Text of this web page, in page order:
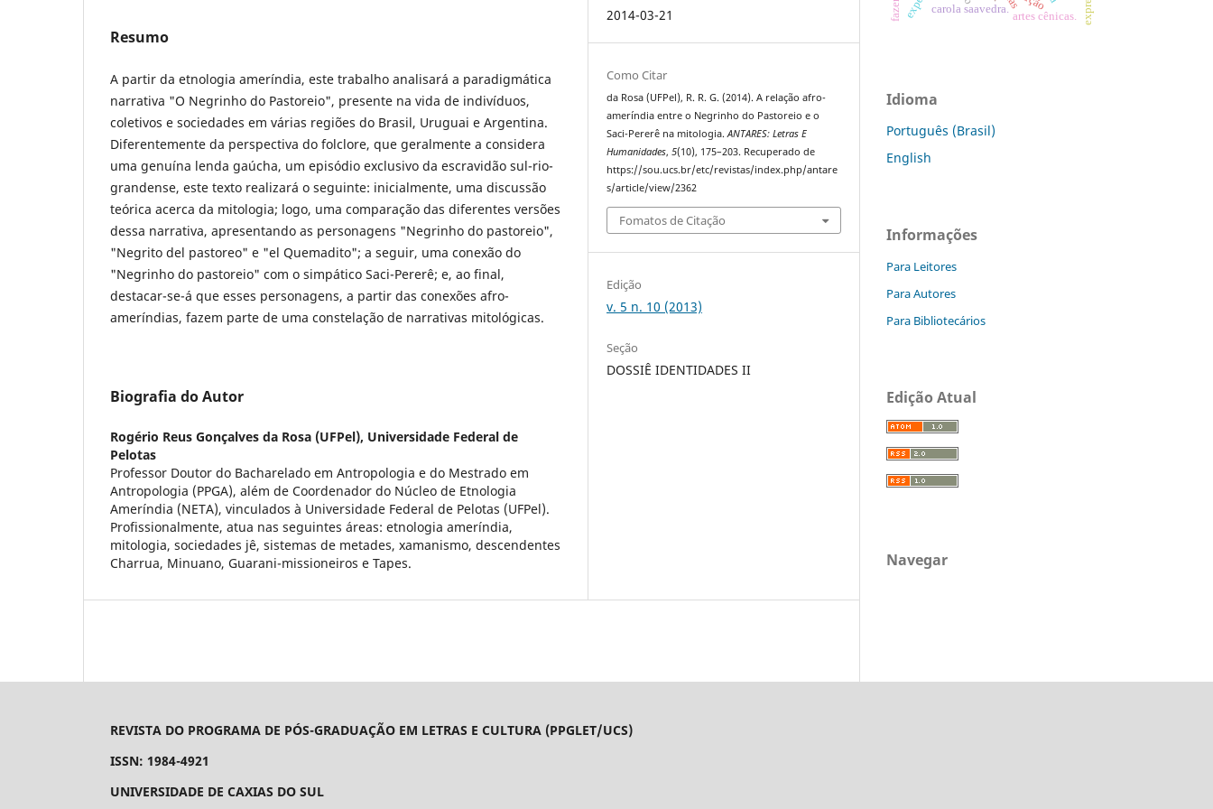
Resumo
A partir da etnologia ameríndia, este trabalho analisará a paradigmática
narrativa "O Negrinho do Pastoreio", presente na vida de indivíduos,
coletivos e sociedades em várias regiões do Brasil, Uruguai e Argentina.
Diferentemente da perspectiva do folclore, que geralmente a considera
uma genuína lenda gaúcha, um episódio exclusivo da escravidão sul-rio-
grandense, este texto realizará o seguinte: inicialmente, uma discussão
teórica acerca da mitologia; logo, uma comparação das diferentes versões
dessa narrativa, apresentando as personagens "Negrinho do pastoreio",
"Negrito del pastoreo" e "el Quemadito"; a seguir, uma conexão do
"Negrinho do pastoreio" com o simpático Saci-Pererê; e, ao final,
destacar-se-á que esses personagens, a partir das conexões afro-
ameríndias, fazem parte de uma constelação de narrativas mitológicas.
Biografia do Autor
Rogério Reus Gonçalves da Rosa (UFPel), Universidade Federal de
Pelotas
Professor Doutor do Bacharelado em Antropologia e do Mestrado em
Antropologia (PPGA), além de Coordenador do Núcleo de Etnologia
Ameríndia (NETA), vinculados à Universidade Federal de Pelotas (UFPel).
Profissionalmente, atua nas seguintes áreas: etnologia ameríndia,
mitologia, sociedades jê, sistemas de metades, xamanismo, descendentes
Charrua, Minuano, Guarani-missioneiros e Tapes.
2014-03-21
Como Citar
da Rosa (UFPel), R. R. G. (2014). A relação afro-
ameríndia entre o Negrinho do Pastoreio e o
Saci-Pererê na mitologia.ANTARES: Letras E
Humanidades,5(10), 175–203. Recuperado de
https://sou.ucs.br/etc/revistas/index.php/antare
s/article/view/2362
Fomatos de Citação
Edição
v. 5 n. 10 (2013)
Seção
DOSSIÊ IDENTIDADES II
carola saavedra.
artes cênicas.
Idioma
Português (Brasil)
English
Informações
Para Leitores
Para Autores
Para Bibliotecários
Edição Atual
Navegar
REVISTA DO PROGRAMA DE PÓS-GRADUAÇÃO EM LETRAS E CULTURA (PPGLET/UCS)
ISSN: 1984-4921
UNIVERSIDADE DE CAXIAS DO SUL